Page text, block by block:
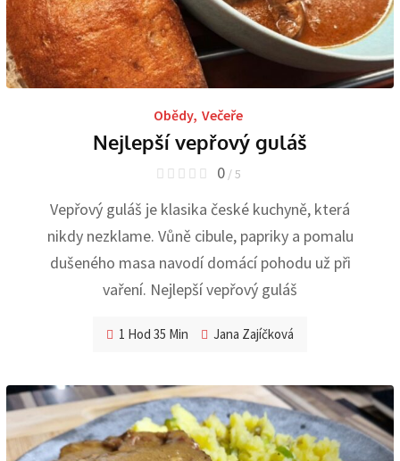
Obědy, Večeře
Nejlepší vepřový guláš
0 / 5
Vepřový guláš je klasika české kuchyně, která
nikdy nezklame. Vůně cibule, papriky a pomalu
dušeného masa navodí domácí pohodu už při
vaření. Nejlepší vepřový guláš
1 Hod 35 Min Jana Zajíčková